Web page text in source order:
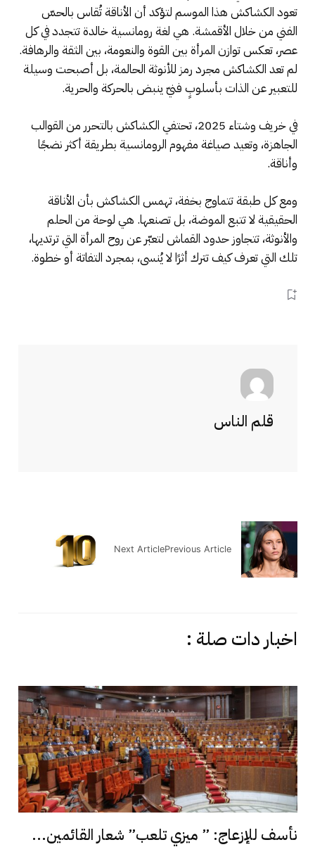
تعود الكشاكش هذا الموسم لتؤكد أن الأناقة تُقاس بالحسّ
الفني من خلال الأقمشة. هي لغة رومانسية خالدة تتجدد في كل
عصر، تعكس توازن المرأة بين القوة والنعومة، بين الثقة والرهافة.
لم تعد الكشاكش مجرد رمز للأنوثة الحالمة، بل أصبحت وسيلة
للتعبير عن الذات بأسلوبٍ فنيّ ينبض بالحركة والحرية.
في خريف وشتاء 2025، تحتفي الكشاكش بالتحرر من القوالب
الجاهزة، وتعيد صياغة مفهوم الرومانسية بطريقة أكثر نضجًا
وأناقة.
ومع كل طبقة تتماوج بخفة، تهمس الكشاكش بأن الأناقة
الحقيقية لا تتبع الموضة، بل تصنعها. هي لوحة من الحلم
والأنوثة، تتجاوز حدود القماش لتعبّر عن روح المرأة التي ترتديها،
تلك التي تعرف كيف تترك أثرًا لا يُنسى، بمجرد التفاتة أو خطوة.
قلم الناس
Previous Article
Next Article
اخبار دات صلة :
نأسف للإزعاج: ” ميزي تلعب” شعار القائمين...